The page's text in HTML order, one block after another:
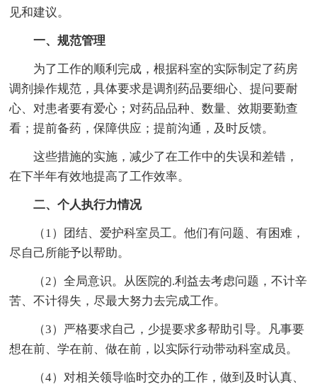
见和建议。
一、规范管理
为了工作的顺利完成，根据科室的实际制定了药房
调剂操作规范，具体要求是调剂药品要细心、提问要耐
心、对患者要有爱心；对药品品种、数量、效期要勤查
看；提前备药，保障供应；提前沟通，及时反馈。
这些措施的实施，减少了在工作中的失误和差错，
在下半年有效地提高了工作效率。
二、个人执行力情况
（1）团结、爱护科室员工。他们有问题、有困难，
尽自己所能予以帮助。
（2）全局意识。从医院的.利益去考虑问题，不计辛
苦、不计得失，尽最大努力去完成工作。
（3）严格要求自己，少提要求多帮助引导。凡事要
想在前、学在前、做在前，以实际行动带动科室成员。
（4）对相关领导临时交办的工作，做到及时认真、